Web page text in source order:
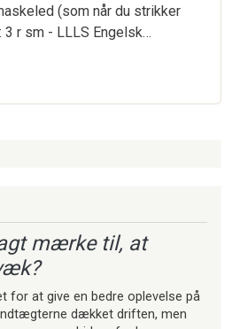
(som når du strikker
r sm - LLLS Engelsk…
mærke til, at
for at give en bedre oplevelse på
dækket driften, men